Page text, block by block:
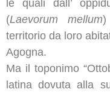
le quali dall’
(Laevorum mellum)
territorio da loro
Agogna.
Ma il toponimo
latina dovuta alla